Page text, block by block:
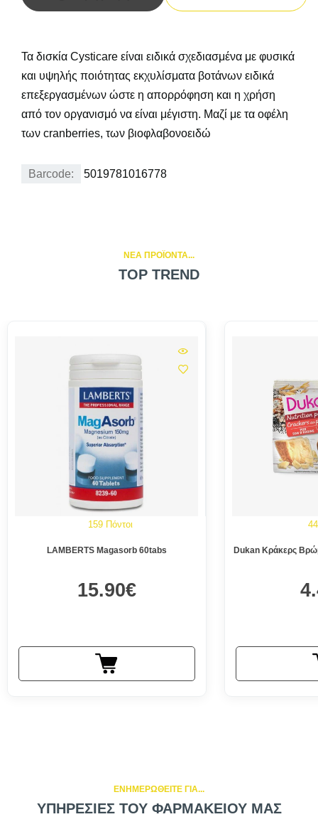
Τα δισκία Cysticare είναι ειδικά σχεδιασμένα με φυσικά
και υψηλής ποιότητας εκχυλίσματα βοτάνων ειδικά
επεξεργασμένων ώστε η απορρόφηση και η χρήση
από τον οργανισμό να είναι μέγιστη. Μαζί με τα οφέλη
των cranberries, των βιοφλαβονοειδώ
Barcode: 5019781016778
NEA ΠΡΟΪΟΝΤΑ...
TOP TREND
159 Πόντοι
LAMBERTS Magasorb 60tabs
15.90€
Dukan Κράκερς
ΕΝΗΜΕΡΩΘΕΙΤΕ ΓΙΑ...
ΥΠΗΡΕΣΙΕΣ ΤΟΥ ΦΑΡΜΑΚΕΙΟΥ ΜΑΣ